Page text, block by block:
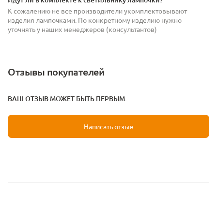
К сожалению не все производители укомплектовывают
изделия лампочками. По конкретному изделию нужно
уточнять у наших менеджеров (консультантов)
Отзывы покупателей
ВАШ ОТЗЫВ МОЖЕТ БЫТЬ ПЕРВЫМ.
Написать отзыв